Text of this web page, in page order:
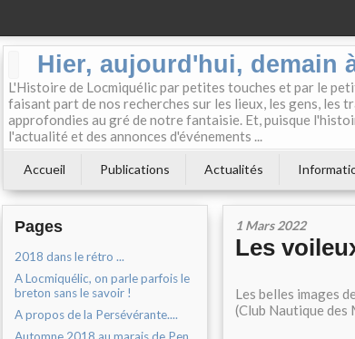
Hier, aujourd'hui, demain
L'Histoire de Locmiquélic par petites touches et par le
faisant part de nos recherches sur les lieux, les gens, les
approfondies au gré de notre fantaisie. Et, puisque
l'actualité et des annonces d'événements ...
Accueil Publications Actualités
Pages
2018 dans le rétro ...
A Locmiquélic, on parle parfois le
breton sans le savoir !
A propos de la Persévérante....
1 Mars 2022
Les
Les belles images
(Club Nautique